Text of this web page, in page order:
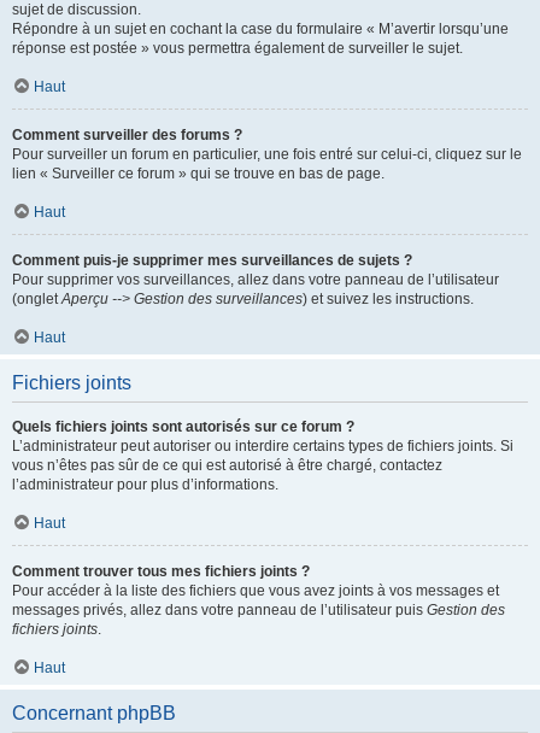
sujet de discussion.
Répondre à un sujet en cochant la case du formulaire « M’avertir lorsqu’une
réponse est postée » vous permettra également de surveiller le sujet.
Haut
Comment surveiller des forums ?
Pour surveiller un forum en particulier, une fois entré sur celui-ci, cliquez sur le
lien « Surveiller ce forum » qui se trouve en bas de page.
Haut
Comment puis-je supprimer mes surveillances de sujets ?
Pour supprimer vos surveillances, allez dans votre panneau de l’utilisateur
(ongletAperçu --> Gestion des surveillances) et suivez les instructions.
Haut
Fichiers joints
Quels fichiers joints sont autorisés sur ce forum ?
L’administrateur peut autoriser ou interdire certains types de fichiers joints. Si
vous n’êtes pas sûr de ce qui est autorisé à être chargé, contactez
l’administrateur pour plus d’informations.
Haut
Comment trouver tous mes fichiers joints ?
Pour accéder à la liste des fichiers que vous avez joints à vos messages et
messages privés, allez dans votre panneau de l’utilisateur puis Gestion des
fichiers joints.
Haut
Concernant phpBB